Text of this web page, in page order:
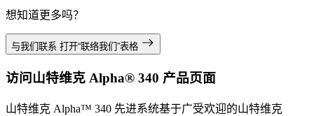
想知道更多吗？
与我们联系 打开“联络我们”表格
访问山特维克 Alpha® 340 产品页面
山特维克 Alpha™ 340 先进系统基于广受欢迎的山特维克